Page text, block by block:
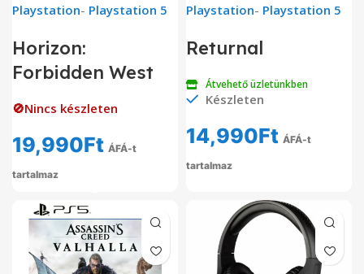
Playstation- Playstation 5
Horizon:
Forbidden West
🚫Nincs készleten
19,990Ft ÁFÁ-t
tartalmaz
Playstation- Playstation 5
Returnal
Átvehető üzletünkben
Készleten
14,990Ft ÁFÁ-t
tartalmaz